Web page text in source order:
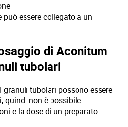
può essere collegato a un
di Aconitum
tubolari
tubolari possono essere
quindi non è possibile
e la dose di un preparato